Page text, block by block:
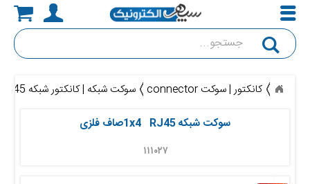
جستجو
کانکتور | سوکت connector
سوکت شبکه | کانکتور شبکه RJ45
سوکت شبکه 1x4   RJ45صاف فلزی
۱۱۱۰۲۷